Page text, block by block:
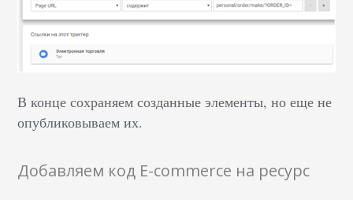
В конце сохраняем созданные элементы, но еще не
опубликовываем их.
Добавляем код E-commerce на ресурс